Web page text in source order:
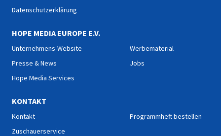
Datenschutzerklärung
HOPE MEDIA EUROPE E.V.
Unternehmens-Website
Presse & News
Hope Media Services
Werbematerial
Jobs
KONTAKT
Kontakt
Zuschauerservice
Programmheft bestellen